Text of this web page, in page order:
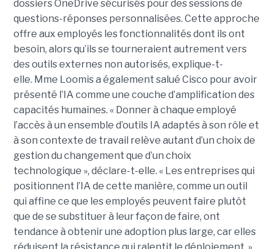
dossiers OneDrive sécurisés pour des sessions de
questions-réponses personnalisées. Cette approche
offre aux employés les fonctionnalités dont ils ont
besoin, alors qu’ils se tourneraient autrement vers
des outils externes non autorisés, explique-t-
elle. Mme Loomis a également salué Cisco pour avoir
présenté l’IA comme une couche d’amplification des
capacités humaines. « Donner à chaque employé
l’accès à un ensemble d’outils IA adaptés à son rôle et
à son contexte de travail relève autant d’un choix de
gestion du changement que d’un choix
technologique », déclare-t-elle. « Les entreprises qui
positionnent l’IA de cette manière, comme un outil
qui affine ce que les employés peuvent faire plutôt
que de se substituer à leur façon de faire, ont
tendance à obtenir une adoption plus large, car elles